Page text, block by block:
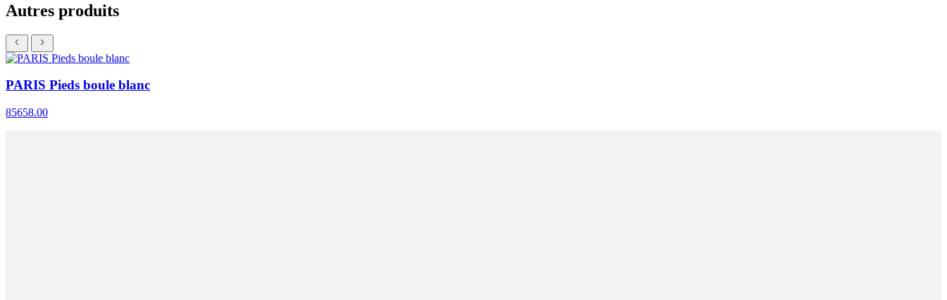
Autres produits
PARIS Pieds boule blanc
85658.00